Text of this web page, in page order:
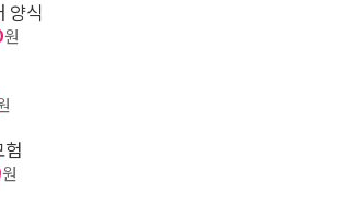
양식
원
험
원